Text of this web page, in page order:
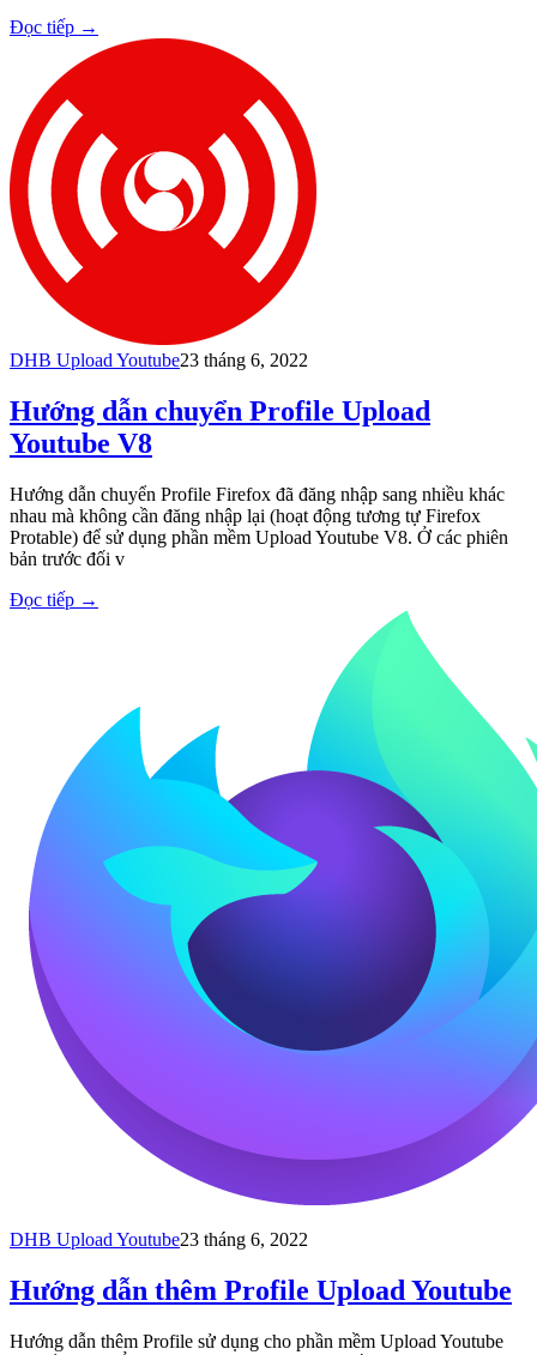
Đọc tiếp →
DHB Upload Youtube23 tháng 6, 2022
Hướng dẫn chuyển Profile Upload
Youtube V8
Hướng dẫn chuyển Profile Firefox đã đăng nhập sang nhiều khác
nhau mà không cần đăng nhập lại (hoạt động tương tự Firefox
Protable) để sử dụng phần mềm Upload Youtube V8. Ở các phiên
bản trước đối v
Đọc tiếp →
DHB Upload Youtube23 tháng 6, 2022
Hướng dẫn thêm Profile Upload Youtube
Hướng dẫn thêm Profile sử dụng cho phần mềm Upload Youtube